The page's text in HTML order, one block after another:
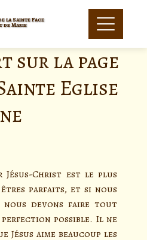
la Sainte Face
de Marie
sur la page
Eglise
Jésus-Christ est le plus
parfaits, et si nous
devons faire tout
possible. Il ne
aime beaucoup les